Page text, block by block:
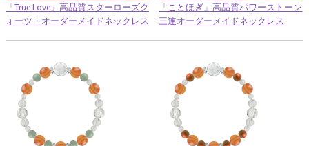
「True Love」高品質スターローズク
ォーツ・オーダーメイドネックレス
「ことほぎ」高品質パワーストーン
三連オーダーメイドネックレス